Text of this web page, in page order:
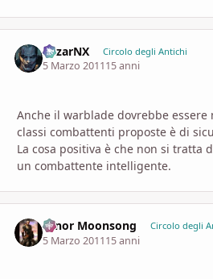
MizarNX Circolo degli Antichi
5 Marzo 201115 anni
Anche il warblade dovrebbe
classi combattenti proposte è di
La cosa positiva è che non si tratta
un combattente intelligente.
Hinor Moonsong Circolo degli
5 Marzo 201115 anni